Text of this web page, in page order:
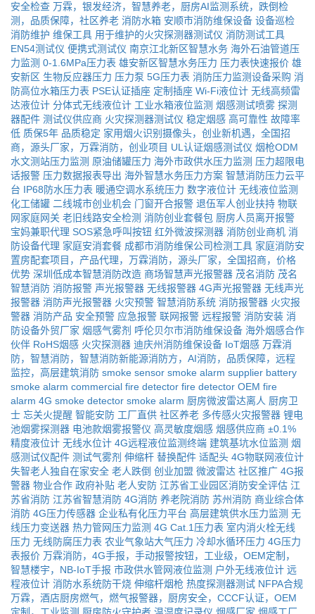
安全检查 万霖，银发经济，智慧养老，厨房AI监测系统，跌倒检
测，品质保障，社区养老 消防水箱 安顺市消防维保设备 设备巡检
消防维护 维保工具 用于维护的火灾探测器测试仪 消防测试工具
EN54测试仪 便携式测试仪 南京江北新区智慧水务 海外石油管道压
力监测 0-1.6MPa压力表 雄安新区智慧水务压力 压力表快速报价 雄
安新区 生物反应器压力 压力泵 5G压力表 消防压力监测设备采购 消
防高位水箱压力表 PSE认证插座 定制插座 Wi-Fi液位计 无线高频雷
达液位计 分体式无线液位计 工业水箱液位监测 烟感测试喷雾 探测
器配件 测试仪供应商 火灾探测器测试仪 稳定烟感 高可靠性 故障率
低 质保5年 品质稳定 家用烟火识别摄像头，创业新机遇，全国招
商，源头厂家，万霖消防，创业项目 UL认证烟感测试仪 烟枪ODM
水文测站压力监测 原油储罐压力 海外市政供水压力监测 压力超限电
话报警 压力数据报表导出 海外智慧水务压力方案 智慧消防压力云平
台 IP68防水压力表 暖通空调水系统压力 数字液位计 无线液位监测
化工储罐 二线城市创业机会 门窗开合报警 退伍军人创业扶持 物联
网家庭网关 老旧线路安全检测 消防创业套餐包 厨房人员离开报警
宝妈兼职代理 SOS紧急呼叫按钮 红外微波探测器 消防创业商机 消
防设备代理 家庭安消套餐 成都市消防维保公司检测工具 家庭消防安
置房配套项目，产品代理，万霖消防，源头厂家，全国招商，价格
优势 深圳低成本智慧消防改造 商场智慧声光报警器 茂名消防 茂名
智慧消防 消防报警 声光报警器 无线报警器 4G声光报警器 无线声光
报警器 消防声光报警器 火灾预警 智慧消防系统 消防报警器 火灾报
警器 消防产品 安全预警 应急报警 联网报警 远程报警 消防安装 消
防设备外贸厂家 烟感气雾剂 呼伦贝尔市消防维保设备 海外烟感合作
伙伴 RoHS烟感 火灾探测器 迪庆州消防维保设备 IoT烟感 万霖消
防，智慧消防，智慧消防新能源消防方，AI消防，品质保障，远程
监控，高层建筑消防 smoke sensor smoke alarm supplier battery
smoke alarm commercial fire detector fire detector OEM fire
alarm 4G smoke detector smoke alarm 厨房微波雷达离人 厨房卫
士 忘关火提醒 智能安防 工厂直供 社区养老 多传感火灾报警器 锂电
池烟雾探测器 电池款烟雾报警仪 高灵敏度烟感 烟感供应商 ±0.1%
精度液位计 无线水位计 4G远程液位监测终端 建筑基坑水位监测 烟
感测试仪配件 测试气雾剂 伸缩杆 替换配件 适配头 4G物联网液位计
失智老人独自在家安全 老人跌倒 创业加盟 微波雷达 社区推广 4G报
警器 物业合作 政府补贴 老人安防 江苏省工业园区消防安全评估 江
苏省消防 江苏省智慧消防 4G消防 养老院消防 苏州消防 商业综合体
消防 4G压力传感器 企业私有化压力平台 高层建筑供水压力监测 无
线压力变送器 热力管网压力监测 4G Cat.1压力表 室内消火栓无线
压力 无线防腐压力表 农业气象站大气压力 冷却水循环压力 4G压力
表报价 万霖消防，4G手报，手动报警按钮，工业级，OEM定制，
智慧楼宇，NB-IoT手报 市政供水管网液位监测 户外无线液位计 远
程液位计 消防水系统防干烧 伸缩杆烟枪 热度探测器测试 NFPA合规
万霖，酒店厨房燃气，燃气报警器，厨房安全，CCCF认证，OEM